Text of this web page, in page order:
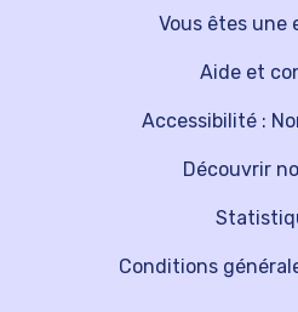
Vous êtes une
Découvrir
Aide et
Accessibilité :
Conditions